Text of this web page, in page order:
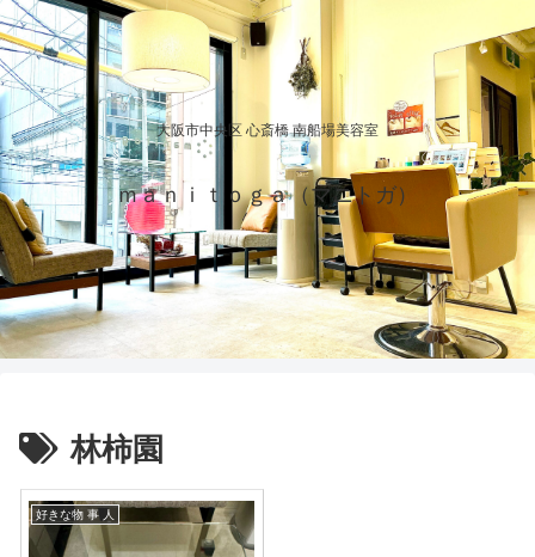
大阪市中央区 心斎橋 南船場美容室
ｍａｎｉｔｏｇａ（マニトガ）
林柿園
好きな物 事 人